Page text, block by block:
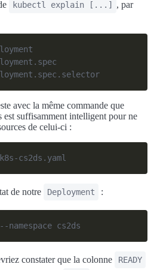
kubectl explain [...]
, par
avec la même commande que
est suffisamment intelligent pour ne
de celui-ci :
de notre Deployment :
constater que la colonne READY